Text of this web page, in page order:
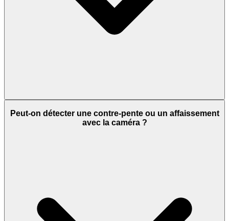
Peut-on détecter une contre-pente ou un affaissement
avec la caméra ?